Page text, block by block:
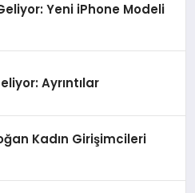
Yeni iPhone Modeli
Ayrıntılar
Kadın Girişimcileri